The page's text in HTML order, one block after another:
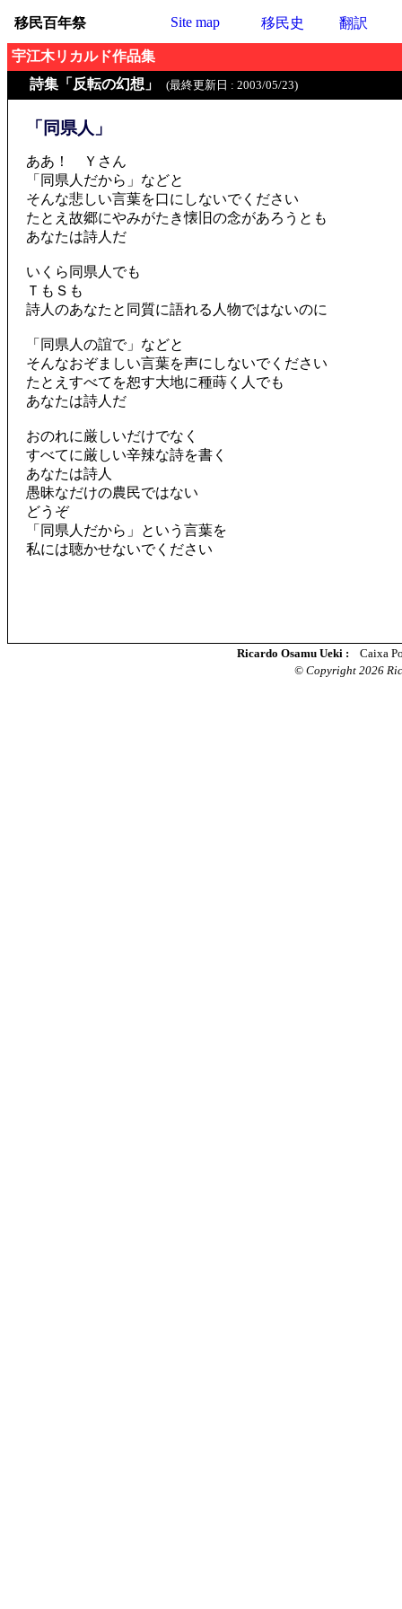
移民百年祭 Site map 移民史 翻訳
宇江木リカルド作品集
詩集「反転の幻想」
(最終更新日 : 2003/05/23)
「同県人」
ああ！ Ｙさん
「同県人だから」などと
そんな悲しい言葉を口にしないでください
たとえ故郷にやみがたき懐旧の念があろうとも
あなたは詩人だ
いくら同県人でも
ＴもＳも
詩人のあなたと同質に語れる人物ではないのに
「同県人の誼で」などと
そんなおぞましい言葉を声にしないでください
たとえすべてを恕す大地に種蒔く人でも
あなたは詩人だ
おのれに厳しいだけでなく
すべてに厳しい辛辣な詩を書く
あなたは詩人
愚昧なだけの農民ではない
どうぞ
「同県人だから」という言葉を
私には聴かせないでください
Ricardo Osamu Ueki :
Caixa
© Copyright 2026